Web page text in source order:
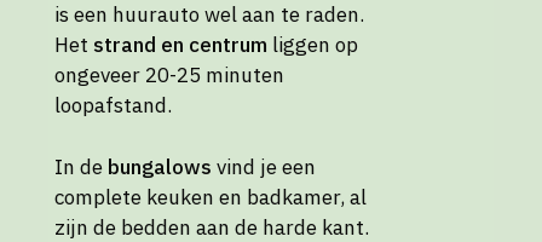
is een huurauto wel aan te raden.
Het strand en centrum liggen op
ongeveer 20-25 minuten
loopafstand.
In de bungalows vind je een
complete keuken en badkamer, al
zijn de bedden aan de harde kant.